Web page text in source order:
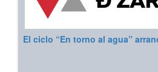
El ciclo “En torno al agua”